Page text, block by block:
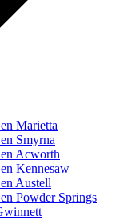
Marietta
Smyrna
Acworth
Kennesaw
Austell
Powder Springs